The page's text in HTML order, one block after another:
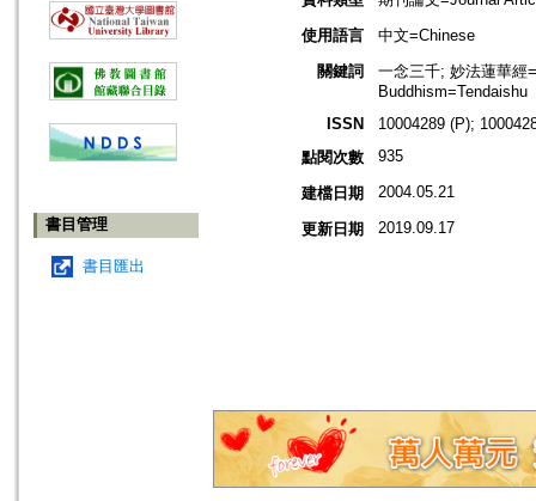
書目管理
書目匯出
使用語言
中文=Chinese
關鍵詞
一念三千; 妙法蓮華經
Buddhism=Tendaishu
ISSN
10004289 (P);
點閱次數
935
建檔日期 2004.05.21
更新日期 2019.09.17